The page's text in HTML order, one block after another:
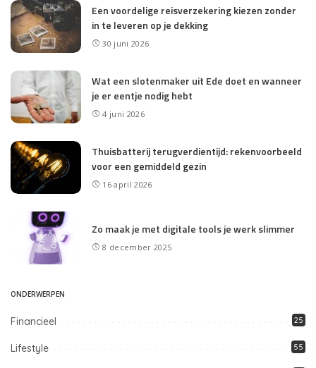
Een voordelige reisverzekering kiezen zonder
in te leveren op je dekking
30 juni 2026
Wat een slotenmaker uit Ede doet en wanneer
je er eentje nodig hebt
4 juni 2026
Thuisbatterij terugverdientijd: rekenvoorbeeld
voor een gemiddeld gezin
16 april 2026
Zo maak je met digitale tools je werk slimmer
8 december 2025
ONDERWERPEN
Financieel 25
Lifestyle 55